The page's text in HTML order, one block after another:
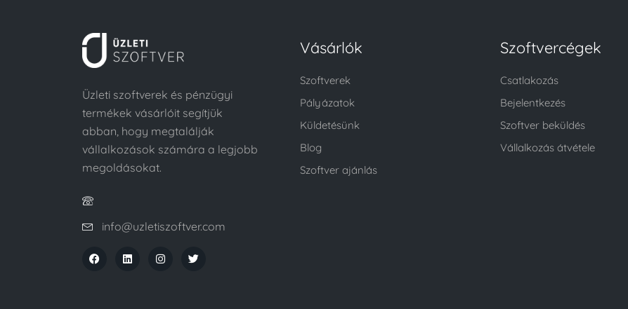
Üzleti szoftverek és pénzügyi
termékek vásárlóit segítjük
abban, hogy megtalálják
vállalkozások számára a legjobb
megoldásokat.
info@uzletiszoftver.com
Vásárlók
Szoftverek
Pályázatok
Küldetésünk
Blog
Szoftver ajánlás
Szoftvercégek
Csatlakozás
Bejelentkezés
Szoftver beküldés
Vállalkozás átvétele